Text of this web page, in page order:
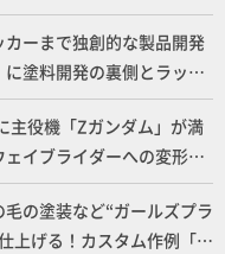
ーまで独創的な製品開発
塗料開発の裏側とラッカ
タビュー！
主役機「Zガンダム」が満
イブライダーへの変形、
を再現【機動戦士Zガン
の塗装など“ガールズプラ
上げる！カスタム作例「白